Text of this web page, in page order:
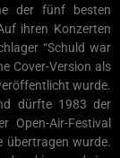
der fünf besten
ihren Konzerten
“Schuld war
Cover-Version als
wurde.
dürfte 1983 der
Air-Festival
übertragen wurde.